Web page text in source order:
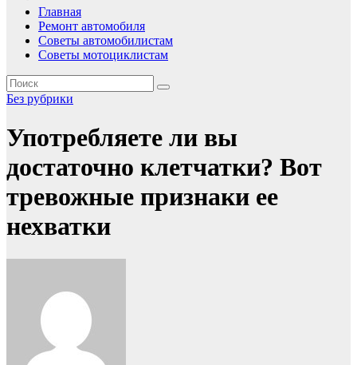
Главная
Ремонт автомобиля
Советы автомобилистам
Советы мотоциклистам
Без рубрики
Употребляете ли вы
достаточно клетчатки? Вот
тревожные признаки ее
нехватки